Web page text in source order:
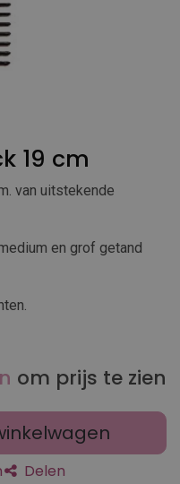
19 cm
van uitstekende
en grof getand
om prijs te zien
Delen